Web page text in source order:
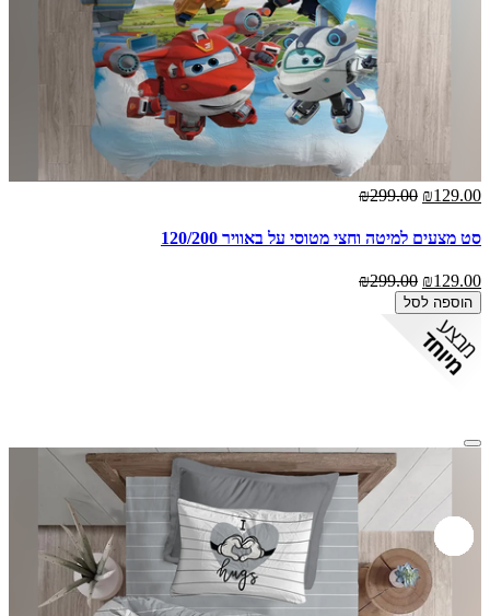
₪129.00
₪299.00
סט מצעים למיטה וחצי מטוסי על באוויר 120/200
₪129.00
₪299.00
הוספה לסל